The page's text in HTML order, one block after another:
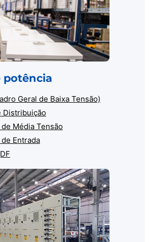
potência
Geral de Baixa Tensão)
Distribuição
Média Tensão
Entrada